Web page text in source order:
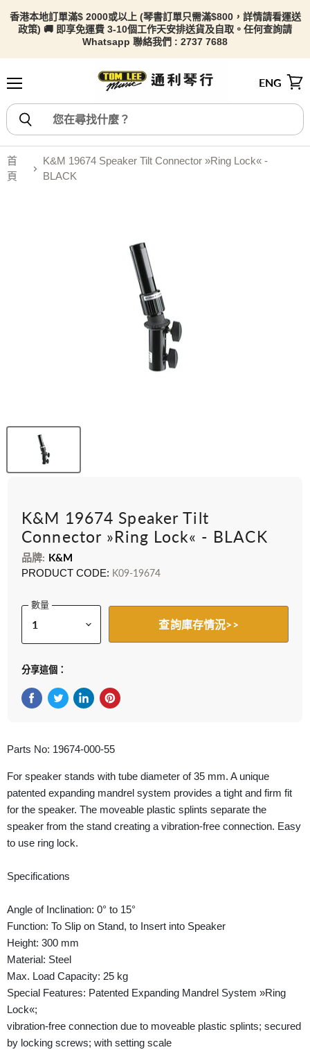
香港本地訂單滿$ 2000或以上 (琴書訂單只需滿$800，詳情請看運送
政策) 🚚 即享免運費 3-10個工作天安排送貨及自取。任何查詢請
Whatsapp 聯絡我們 : 2737 7688
ENG
首
頁
K&M 19674 Speaker Tilt Connector »Ring Lock« -
BLACK
K&M 19674 Speaker Tilt
Connector »Ring Lock« - BLACK
品牌: K&M
PRODUCT CODE: K09-19674
數量
查詢庫存情況>>
分享這個：
Parts No: 19674-000-55
For speaker stands with tube diameter of 35 mm. A unique
patented expanding mandrel system provides a tight and firm fit
for the speaker. The moveable plastic splints separate the
speaker from the stand creating a vibration-free connection. Easy
to use ring lock.
Specifications
Angle of Inclination: 0° to 15°
Function: To Slip on Stand, to Insert into Speaker
Height: 300 mm
Material: Steel
Max. Load Capacity: 25 kg
Special Features: Patented Expanding Mandrel System »Ring
Lock«;
vibration-free connection due to moveable plastic splints; secured
by locking screws; with setting scale